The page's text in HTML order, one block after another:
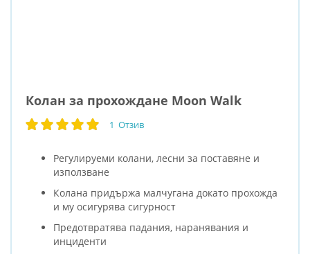
Колан за прохождане Moon Walk
рейтинг: 1 Отзив
Регулируеми колани, лесни за поставяне и
използване
Колана придържа малчугана докато прохожда
и му осигурява сигурност
Предотвратява падания, наранявания и
инциденти